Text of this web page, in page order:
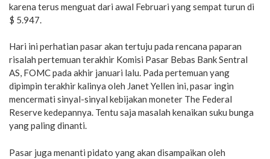
karena terus menguat dari awal Februari yang sempat turun di
$ 5.947.
Hari ini perhatian pasar akan tertuju pada rencana paparan
risalah pertemuan terakhir Komisi Pasar Bebas Bank Sentral
AS, FOMC pada akhir januari lalu. Pada pertemuan yang
dipimpin terakhir kalinya oleh Janet Yellen ini, pasar ingin
mencermati sinyal-sinyal kebijakan moneter The Federal
Reserve kedepannya. Tentu saja masalah kenaikan suku bunga
yang paling dinanti.
Pasar juga menanti pidato yang akan disampaikan oleh